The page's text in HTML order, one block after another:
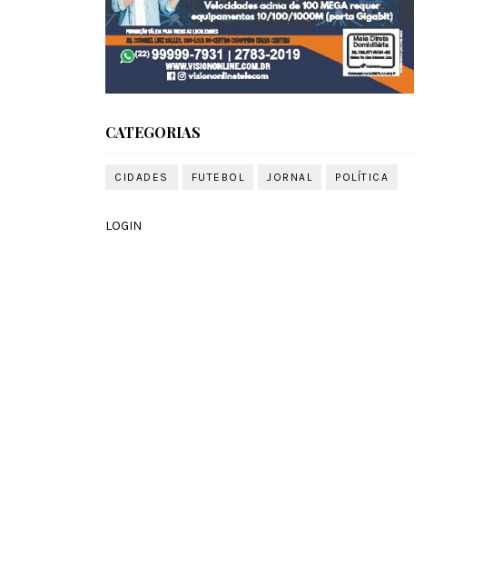
CATEGORIAS
CIDADES FUTEBOL JORNAL POLÍTICA
LOGIN